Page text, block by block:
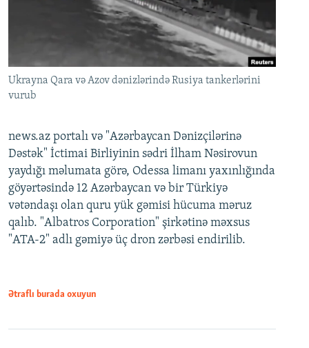
Ukrayna Qara və Azov dənizlərində Rusiya tankerlərini
vurub
news.az portalı və "Azərbaycan Dənizçilərinə
Dəstək" İctimai Birliyinin sədri İlham Nəsirovun
yaydığı məlumata görə, Odessa limanı yaxınlığında
göyərtəsində 12 Azərbaycan və bir Türkiyə
vətəndaşı olan quru yük gəmisi hücuma məruz
qalıb. "Albatros Corporation" şirkətinə məxsus
"ATA-2" adlı gəmiyə üç dron zərbəsi endirilib.
Ətraflı burada oxuyun